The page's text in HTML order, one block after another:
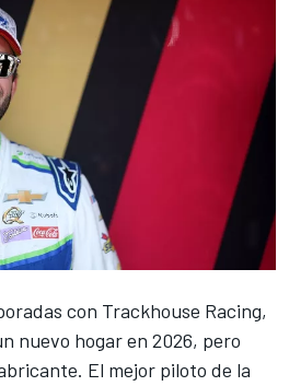
con Trackhouse Racing,
nuevo hogar en 2026, pero
El mejor piloto de la